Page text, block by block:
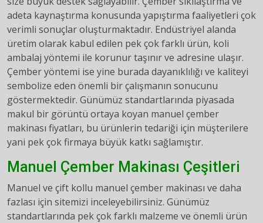
adeta kaynaştırma konusunda yapıştırma faaliyetleri çok
verimli sonuçlar oluşturmaktadır. Endüstriyel alanda
üretim olarak kabul edilen pek çok farklı ürün, koli
ambalaj yöntemi ile korunur taşınır ve adresine ulaşır.
Çember yöntemi ise yine burada dayanıklılığı ve kaliteyi
sembolize eden önemli bir çalışmanın sonucunu
göstermektedir. Günümüz standartlarında piyasada
makul bir görüntü ortaya koyan manuel çember
makinası fiyatları, bu ürünlerin tedariği için müşterilere
yani pek çok firmaya büyük katkı sağlamıştır.
Manuel Çember Makinası Çeşitleri
Manuel ve çift kollu manuel çember makinası ve daha
fazlası için sitemizi inceleyebilirsiniz. Günümüz
standartlarında pek çok farklı malzeme ve önemli ürün